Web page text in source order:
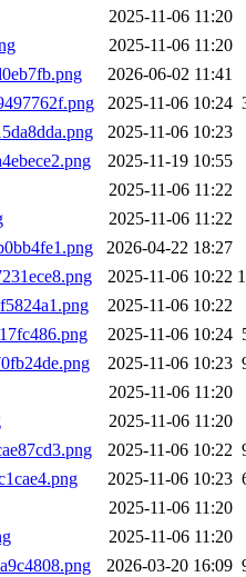
2025-11-06 11:20
2025-11-06 11:20
2026-06-02 11:41
2025-11-06 10:24
2025-11-06 10:23
2025-11-19 10:55
2025-11-06 11:22
2025-11-06 11:22
2026-04-22 18:27
2025-11-06 10:22
2025-11-06 10:22
2025-11-06 10:24
2025-11-06 10:23
2025-11-06 11:20
2025-11-06 11:20
2025-11-06 10:22
2025-11-06 10:23
2025-11-06 11:20
2025-11-06 11:20
2026-03-20 16:09